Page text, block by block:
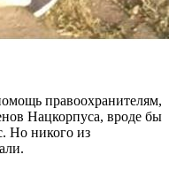
правоохранителям,
Нацкорпуса, вроде бы
Но никого из